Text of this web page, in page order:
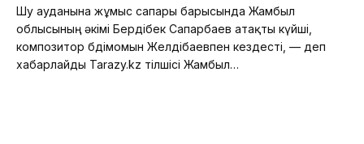
Шу ауданына жұмыс сапары барысында Жамбыл
облысының әкімі Бердібек Сапарбаев атақты күйші,
композитор Әбдімомын Желдібаевпен кездесті, — деп
хабарлайды Tarazy.kz тілшісі Жамбыл…